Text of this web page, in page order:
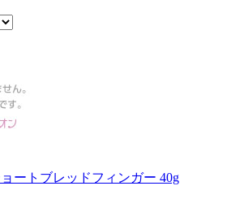
ートブレッドフィンガー 40g